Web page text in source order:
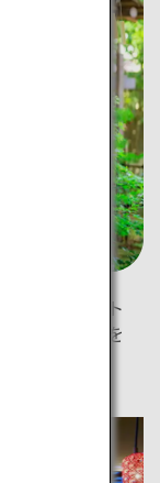
鈴オーケスト
な湯上がりを